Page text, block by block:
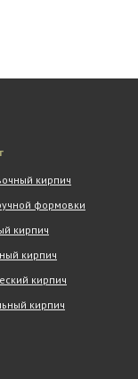
кирпич
формовки
кирпич
кирпич
кирпич
кирпич